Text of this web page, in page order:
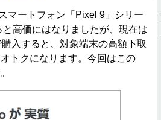
マートフォン「Pixel 9」シリー
と高価にはなりましたが、現在は
入すると、対象端末の高額下取
トクになります。今回はこの